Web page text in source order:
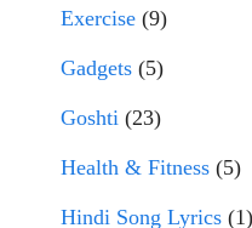
Exercise (9)
Gadgets (5)
Goshti (23)
Health & Fitness (5)
Hindi Song Lyrics (1)